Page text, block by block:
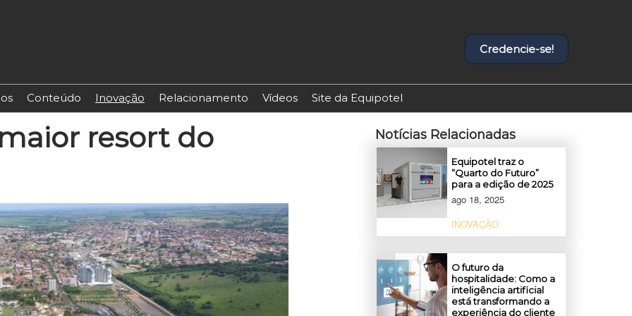
Credencie-se!
Conteúdo Inovação Relacionamento Vídeos Site da Equipotel
resort do
Notícias Relacionadas
Equipotel traz o
“Quarto do Futuro”
para a edição de 2025
ago 18, 2025
INOVAÇÃO
O futuro da
hospitalidade: Como a
inteligência artificial
está transformando a
experiência do cliente